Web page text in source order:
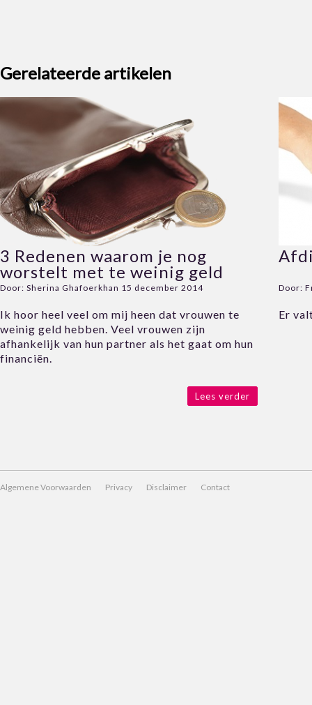
Gerelateerde artikelen
3 Redenen waarom je nog
worstelt met te weinig geld
Door: Sherina Ghafoerkhan 15 december 2014
Ik hoor heel veel om mij heen dat vrouwen te
weinig geld hebben. Veel vrouwen zijn
afhankelijk van hun partner als het gaat om hun
financiën.
Lees verder
Door:
Er
Algemene Voorwaarden Privacy Disclaimer Contact